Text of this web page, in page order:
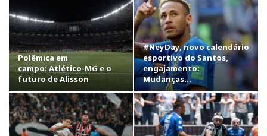
Polêmica em
campo: Atlético-MG e o
futuro de Alisson
#NeyDay, novo calendário
esportivo do Santos,
engajamento:
Mudanças…